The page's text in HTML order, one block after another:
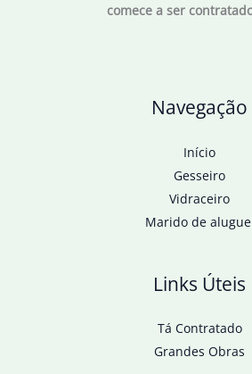
comece a ser
Navegação
Início
Gesseiro
Vidraceiro
Marido de
Links Úteis
Tá Contratado
Grandes Obras